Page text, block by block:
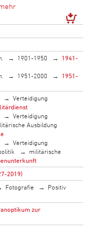
1901-1950
1941-
1951-2000
1951-
Verteidigung
Verteidigung
Ausbildung
Verteidigung
militärische
2019)
Fotografie
Positiv
zur